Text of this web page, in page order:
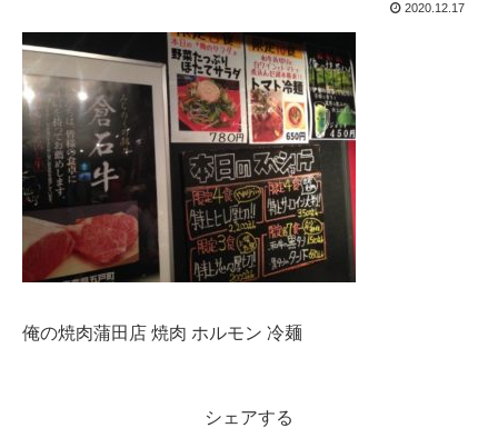
2020.12.17
俺の焼肉蒲田店 焼肉 ホルモン 冷麺
シェアする